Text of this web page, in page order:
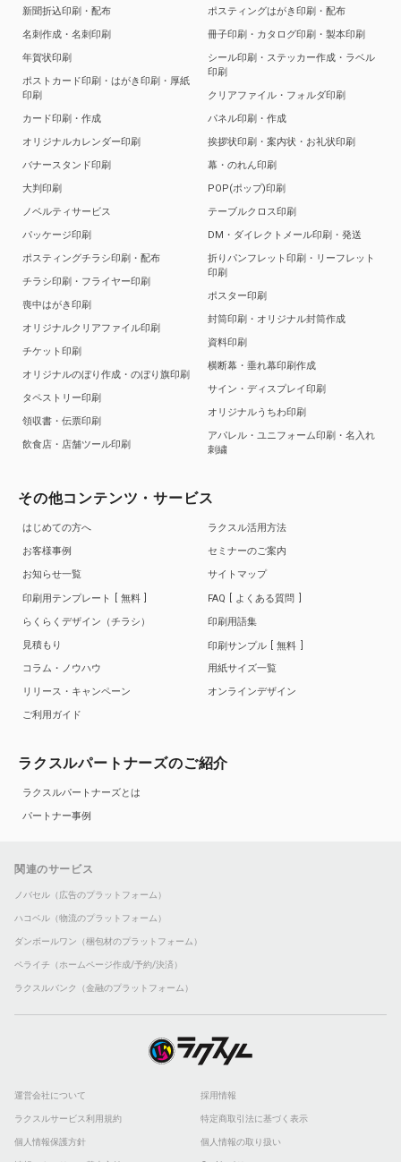
新聞折込印刷・配布
名刺作成・名刺印刷
年賀状印刷
ポストカード印刷・はがき印刷・厚紙
印刷
カード印刷・作成
オリジナルカレンダー印刷
バナースタンド印刷
大判印刷
ノベルティサービス
パッケージ印刷
ポスティングチラシ印刷・配布
チラシ印刷・フライヤー印刷
喪中はがき印刷
オリジナルクリアファイル印刷
チケット印刷
オリジナルのぼり作成・のぼり旗印刷
タペストリー印刷
領収書・伝票印刷
飲食店・店舗ツール印刷
ポスティングはがき印刷・配布
冊子印刷・カタログ印刷・製本印刷
シール印刷・ステッカー作成・ラベル
印刷
クリアファイル・フォルダ印刷
パネル印刷・作成
挨拶状印刷・案内状・お礼状印刷
幕・のれん印刷
POP(ポップ)印刷
テーブルクロス印刷
DM・ダイレクトメール印刷・発送
折りパンフレット印刷・リーフレット
印刷
ポスター印刷
封筒印刷・オリジナル封筒作成
資料印刷
横断幕・垂れ幕印刷作成
サイン・ディスプレイ印刷
オリジナルうちわ印刷
アパレル・ユニフォーム印刷・名入れ
刺繍
その他コンテンツ・サービス
はじめての方へ
お客様事例
お知らせ一覧
印刷用テンプレート
無料
らくらくデザイン（チラシ）
見積もり
コラム・ノウハウ
リリース・キャンペーン
ご利用ガイド
ラクスル活用方法
セミナーのご案内
サイトマップ
FAQ
よくある質問
印刷用語集
印刷サンプル
無料
用紙サイズ一覧
オンラインデザイン
ラクスルパートナーズのご紹介
ラクスルパートナーズとは
パートナー事例
関連のサービス
ノバセル（広告のプラットフォーム）
ハコベル（物流のプラットフォーム）
ダンボールワン（梱包材のプラットフォーム）
ペライチ（ホームページ作成/予約/決済）
ラクスルバンク（金融のプラットフォーム）
運営会社について 採用情報
ラクスルサービス利用規約 特定商取引法に基づく表示
個人情報保護方針 個人情報の取り扱い